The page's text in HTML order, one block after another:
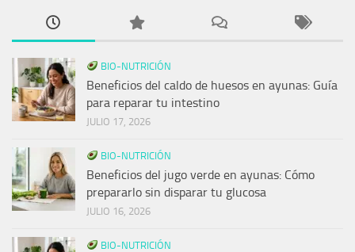
BIO-NUTRICIÓN
Beneficios del caldo de huesos en ayunas: Guía
para reparar tu intestino
JULIO 17, 2026
BIO-NUTRICIÓN
Beneficios del jugo verde en ayunas: Cómo
prepararlo sin disparar tu glucosa
JULIO 16, 2026
BIO-NUTRICIÓN